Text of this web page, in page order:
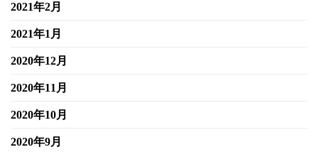
2021年2月
2021年1月
2020年12月
2020年11月
2020年10月
2020年9月